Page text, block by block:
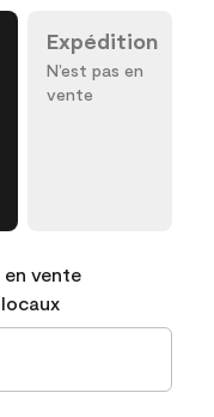
Expédition
N’est pas en
vente
en vente